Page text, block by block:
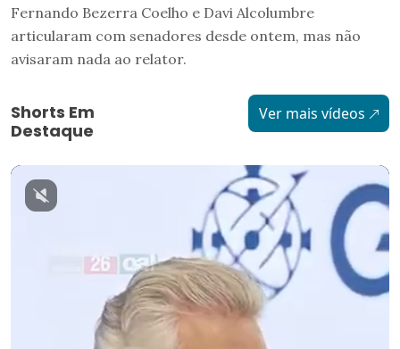
Fernando Bezerra Coelho e Davi Alcolumbre
articularam com senadores desde ontem, mas não
avisaram nada ao relator.
Shorts Em
Destaque
Ver mais vídeos